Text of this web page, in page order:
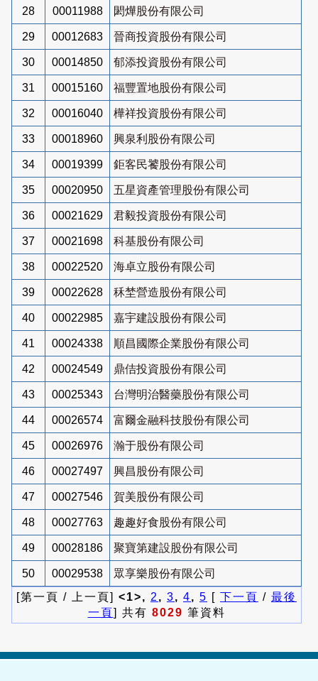
28 00011988 閎燁股份有限公司
29 00012683 晉商投資股份有限公司
30 00014850 郁添投資股份有限公司
31 00015160 福豐置地股份有限公司
32 00016040 樺祥投資股份有限公司
33 00018960 興泉利股份有限公司
34 00019399 鉅客民饕股份有限公司
35 00020950 五星資產管理股份有限公司
36 00021629 君毅投資股份有限公司
37 00021698 科基股份有限公司
38 00022520 海卓立股份有限公司
39 00022628 秝埜營造股份有限公司
40 00022985 嘉宇建設股份有限公司
41 00024338 順昌國際企業股份有限公司
42 00024549 鼎佶投資股份有限公司
43 00025343 台灣明治醫藥股份有限公司
44 00026574 富爾金融科技股份有限公司
45 00026976 瀚于股份有限公司
46 00027497 興昌股份有限公司
47 00027546 賀美股份有限公司
48 00027763 趣趣好食股份有限公司
49 00028186 聚寶第建設股份有限公司
50 00029538
眾享樂股份有限公司
[第一頁 / 上一頁] <1>, 2 , 3, 4, 5 [ 下一頁 / 最後
一頁] 共有 8029 筆資料